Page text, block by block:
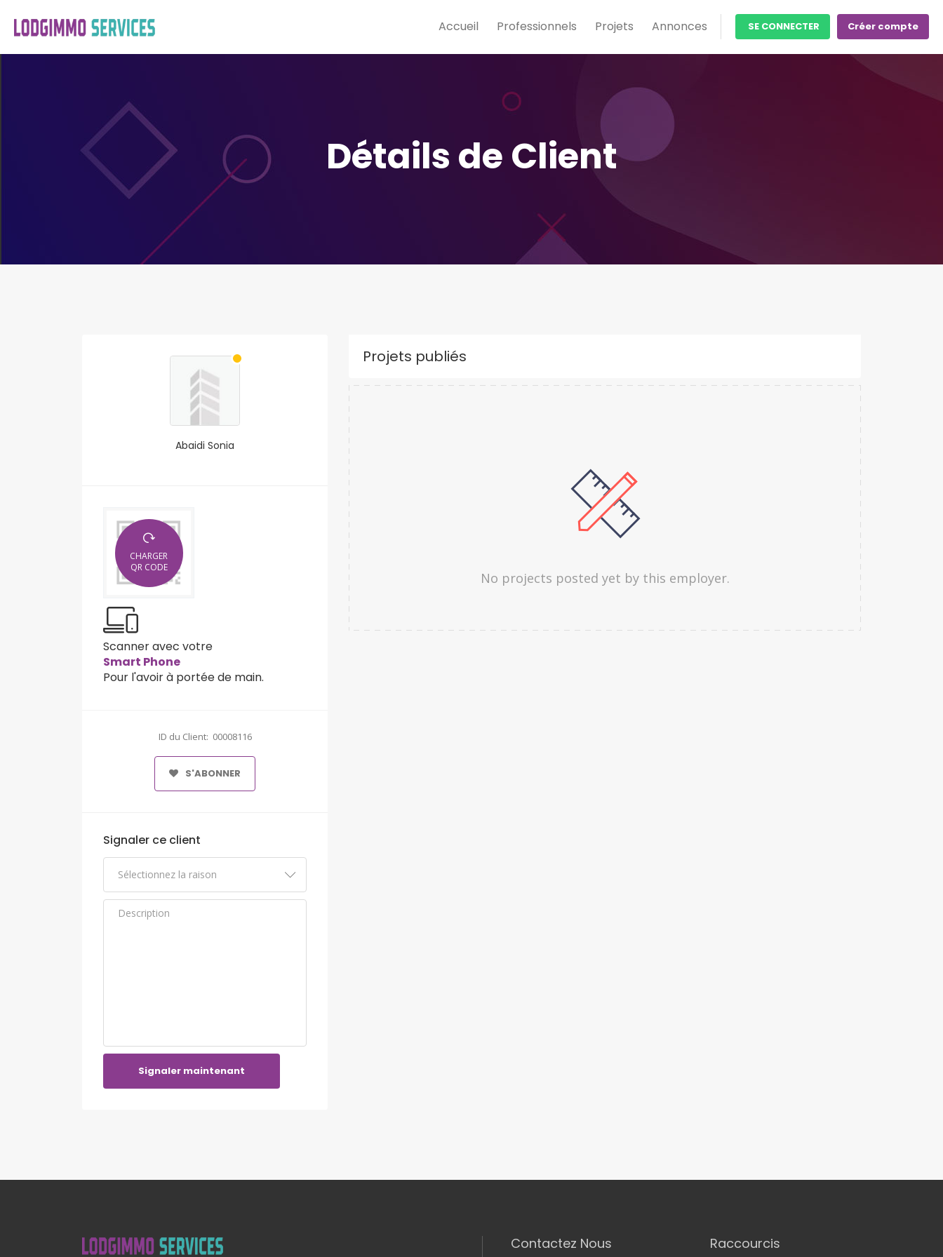
Accueil Professionnels Projets Annonces SE CONNECTER Créer compte
Détails de Client
Abaidi Sonia
CHARGER
QR CODE
Scanner avec votre
Smart Phone
Pour l'avoir à portée de main.
ID du Client: 00008116
S'ABONNER
Signaler ce client
Signaler maintenant
Projets publiés
No projects posted yet by this employer.
Contactez Nous Raccourcis